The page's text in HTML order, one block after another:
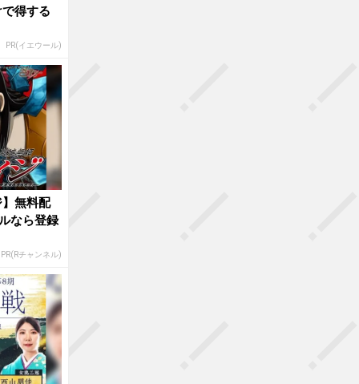
得する
PR(イエウール)
無料配
なら登録
PR(Rチャンネル)